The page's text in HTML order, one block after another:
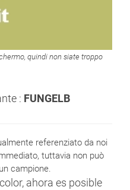
quindi non siate troppo
: FUNGELB
referenziato da noi
tuttavia non può
campione.
ahora es posible